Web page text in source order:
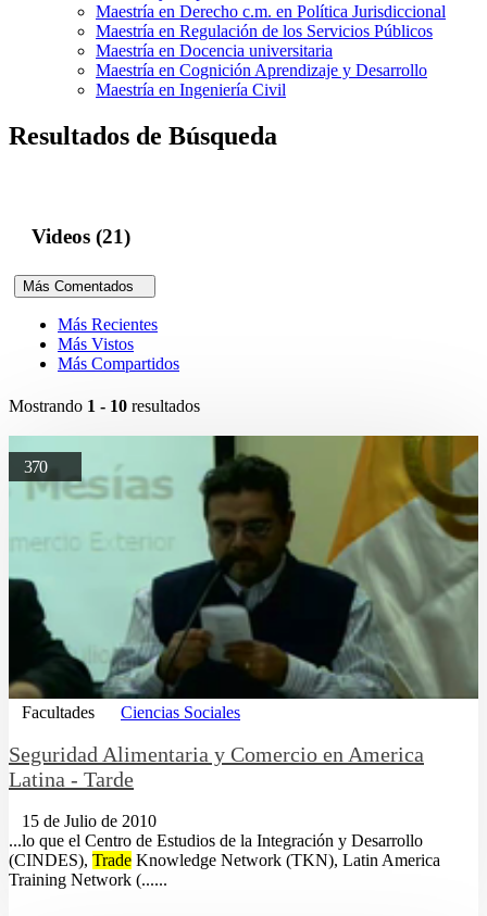
Maestría en Derecho c.m. en Política Jurisdiccional
Maestría en Regulación de los Servicios Públicos
Maestría en Docencia universitaria
Maestría en Cognición Aprendizaje y Desarrollo
Maestría en Ingeniería Civil
Resultados de Búsqueda
Videos (21)
Más Comentados
Más Recientes
Más Vistos
Más Compartidos
Mostrando 1 - 10 resultados
370
Facultades Ciencias Sociales
Seguridad Alimentaria y Comercio en America
Latina - Tarde
15 de Julio de 2010
...lo que el Centro de Estudios de la Integración y Desarrollo
(CINDES), Trade Knowledge Network (TKN), Latin America
Training Network (......